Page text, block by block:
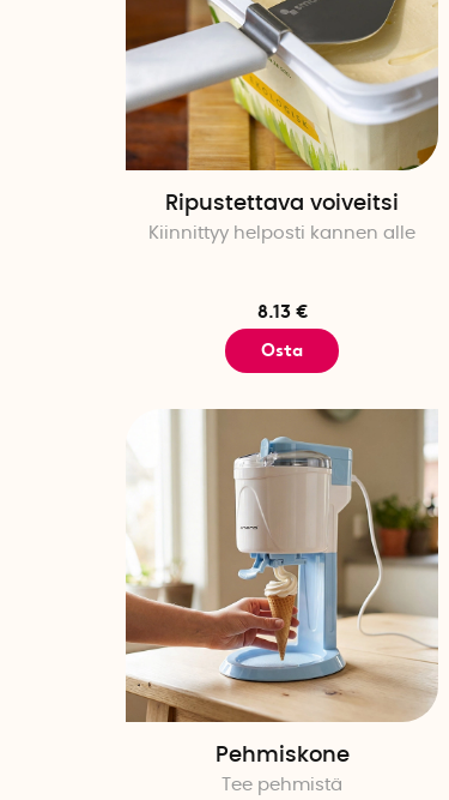
Ripustettava voiveitsi
Kiinnittyy helposti kannen alle
8.13 €
Osta
Pehmiskone
Tee pehmistä